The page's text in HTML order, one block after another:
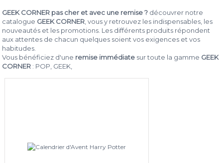
GEEK CORNER pas cher et avec une remise ? découvrer notre
catalogue GEEK CORNER , vous y retrouvez les indispensables, les
nouveautés et les promotions. Les différents produits répondent
aux attentes de chacun quelques soient vos exigences et vos
habitudes.
Vous bénéficiez d'une remise immédiate sur toute la gamme GEEK
CORNER : POP, GEEK,